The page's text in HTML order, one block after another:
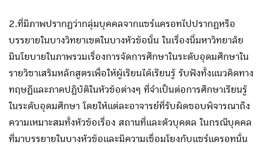
2.ที่มีภาพปรากฏว่ากลุ่มบุคคลจากแชร์แครอทไปปรากฏหรือ
บรรยายในบางวิทยาเขตในบางหัวข้อนั้น ในเรื่องนี้มหาวิทยาลัย
มีนโยบายในภาพรวมเรื่องการจัดการศึกษาในระดับอุดมศึกษาใน
รายวิชาเสริมหลักสูตรเพื่อให้ผู้เรียนได้เรียนรู้ รับฟังทั้งแนวคิดทาง
ทฤษฎีและภาคปฎิบัติในหัวข้อต่างๆ ที่จำเป็นต่อการศึกษาเรียนรู้
ในระดับอุดมศึกษา โดยให้แต่ละอาจารย์ที่รับผิดชอบพิจารณาถึง
ความเหมาะสมทั้งหัวข้อเรื่อง สถานที่และตัวบุคตล ในกรณีบุคคล
ที่มาบรรยายในบางหัวข้อและมีความเชื่อมโยงกับแชร์แครอทนั้น